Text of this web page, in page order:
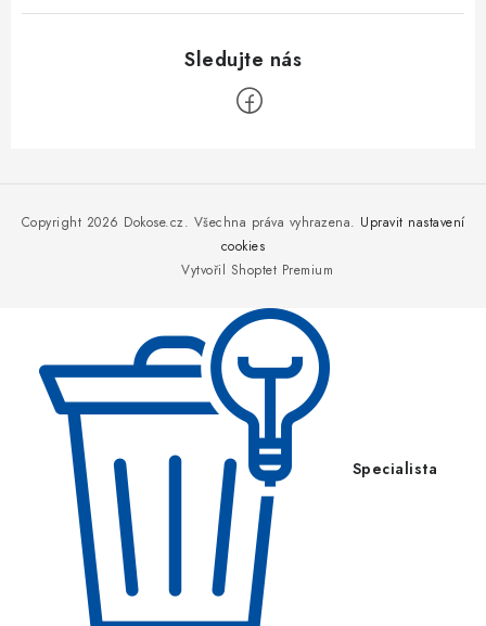
Vytvořil Shoptet Premium
Copyright 2026 Dokose.cz. Všechna práva vyhrazena. Upravit nastavení
cookies
Specialista